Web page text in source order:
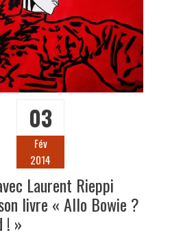
03
Fév
2014
Laurent Rieppi
livre « Allo Bowie ?
! »